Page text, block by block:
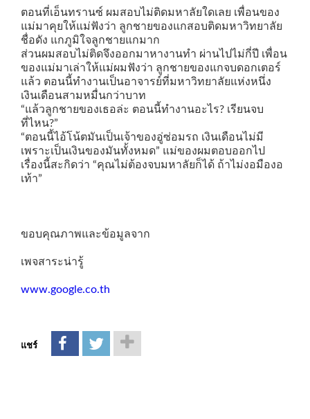
ตอนที่เอ็นทรานซ์ ผมสอบไม่ติดมหาลัยใดเลย เพื่อนของ
แม่มาคุยให้แม่ฟังว่า ลูกชายของแกสอบติดมหาวิทยาลัย
ชื่อดัง แกภูมิใจลูกชายแกมาก
ส่วนผมสอบไม่ติดจึงออกมาหางานทำ ผ่านไปไม่กี่ปี เพื่อน
ของแม่มาเล่าให้แม่ผมฟังว่า ลูกชายของแกจบดอกเตอร์
แล้ว ตอนนี้ทำงานเป็นอาจารย์ที่มหาวิทยาลัยแห่งหนึ่ง
เงินเดือนสามหมื่นกว่าบาท
“แล้วลูกชายของเธอล่ะ ตอนนี้ทำงานอะไร? เรียนจบ
ที่ไหน?”
“ตอนนี้ไอ้โน้ตมันเป็นเจ้าของอู่ซ่อมรถ เงินเดือนไม่มี
เพราะเป็นเงินของมันทั้งหมด” แม่ของผมตอบออกไป
เรื่องนี้สะกิดว่า “คุณไม่ต้องจบมหาลัยก็ได้ ถ้าไม่งอมืองอ
เท้า”
ขอบคุณภาพและข้อมูลจาก
เพจสาระน่ารู้
www.google.co.th
แชร์